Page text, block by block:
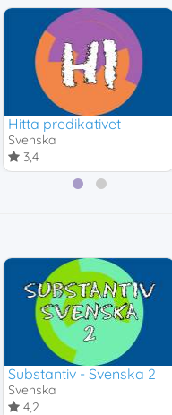
Hitta predikativet
Svenska
3,4
Substantiv - Svenska 2
Svenska
4,2